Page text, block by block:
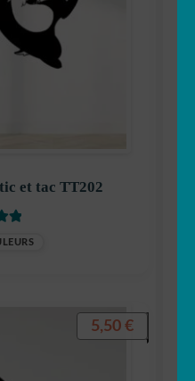
et tac TT202
5,50 €